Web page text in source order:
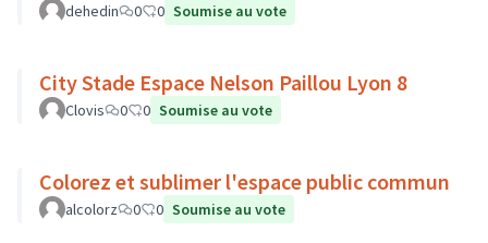
dehedin 0 0 Soumise au vote
City Stade Espace Nelson Paillou Lyon 8
Clovis 0 0 Soumise au vote
Colorez et sublimer l'espace public commun
alcolorz 0 0 Soumise au vote